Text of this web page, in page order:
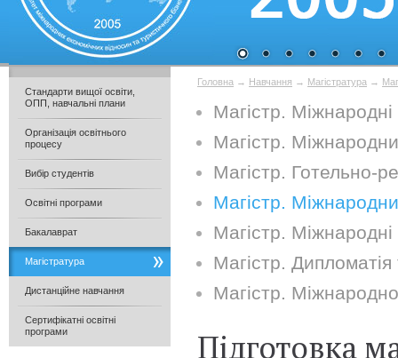
Головна → Навчання → Магістратура →
Магістр. Міжнародні
Магістр.
Магістр. Готельно-
Магістр.
Магістр. Міжнародні
Магістр.
Магістр.
Підготовка
Стандарти вищої освіти,
ОПП, навчальні плани
Організація освітнього
процесу
Вибір студентів
Освітні програми
Бакалаврат
Магістратура
Дистанційне навчання
Сертифікатні освітні
програми